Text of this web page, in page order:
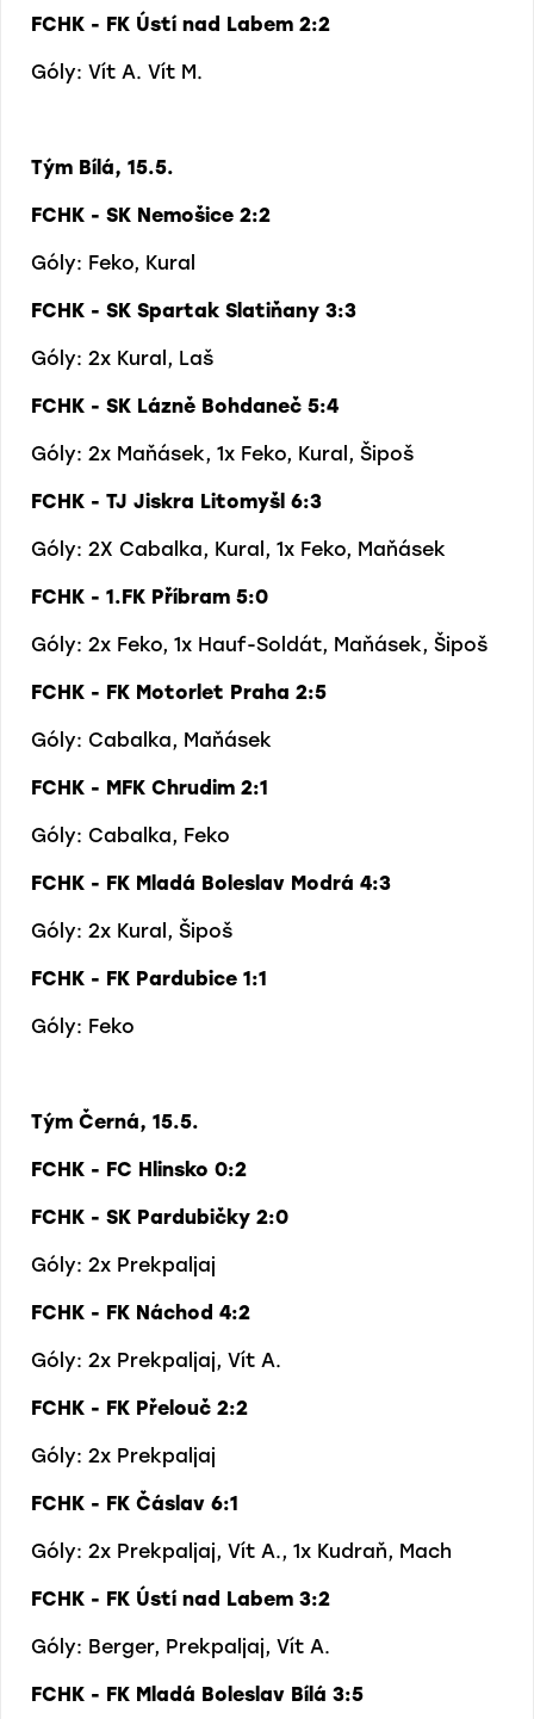
FCHK - FK Ústí nad Labem 2:2
Góly: Vít A. Vít M.
Tým Bílá, 15.5.
FCHK - SK Nemošice 2:2
Góly: Feko, Kural
FCHK - SK Spartak Slatiňany 3:3
Góly: 2x Kural, Laš
FCHK - SK Lázně Bohdaneč 5:4
Góly: 2x Maňásek, 1x Feko, Kural, Šipoš
FCHK - TJ Jiskra Litomyšl 6:3
Góly: 2X Cabalka, Kural, 1x Feko, Maňásek
FCHK - 1.FK Příbram 5:0
Góly: 2x Feko, 1x Hauf-Soldát, Maňásek, Šipoš
FCHK - FK Motorlet Praha 2:5
Góly: Cabalka, Maňásek
FCHK - MFK Chrudim 2:1
Góly: Cabalka, Feko
FCHK - FK Mladá Boleslav Modrá 4:3
Góly: 2x Kural, Šipoš
FCHK - FK Pardubice 1:1
Góly: Feko
Tým Černá, 15.5.
FCHK - FC Hlinsko 0:2
FCHK - SK Pardubičky 2:0
Góly: 2x Prekpaljaj
FCHK - FK Náchod 4:2
Góly: 2x Prekpaljaj, Vít A.
FCHK - FK Přelouč 2:2
Góly: 2x Prekpaljaj
FCHK - FK Čáslav 6:1
Góly: 2x Prekpaljaj, Vít A., 1x Kudraň, Mach
FCHK - FK Ústí nad Labem 3:2
Góly: Berger, Prekpaljaj, Vít A.
FCHK - FK Mladá Boleslav Bílá 3:5